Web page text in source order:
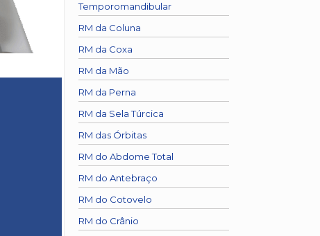
Temporomandibular
RM da Coluna
RM da Coxa
RM da Mão
RM da Perna
RM da Sela Túrcica
RM das Órbitas
RM do Abdome Total
RM do Antebraço
RM do Cotovelo
RM do Crânio